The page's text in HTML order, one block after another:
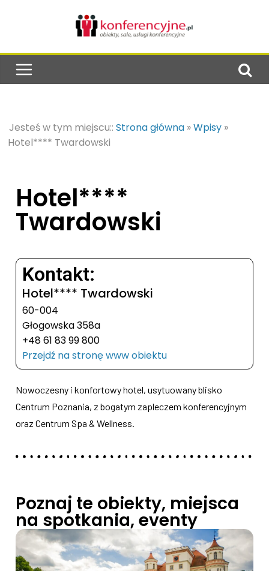
Jesteś w tym miejscu:: Strona główna »Wpisy »
Hotel**** Twardowski
Hotel****
Twardowski
Kontakt:
Hotel**** Twardowski
60-004
Głogowska 358a
+48 61 83 99 800
Przejdź na stronę www obiektu
Nowoczesny i konfortowy hotel, usytuowany blisko
Centrum Poznania, z bogatym zapleczem konferencyjnym
oraz Centrum Spa & Wellness.
Poznaj te obiekty, miejsca
na spotkania, eventy